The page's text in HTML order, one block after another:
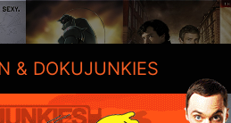
& DOKUJUNKIES